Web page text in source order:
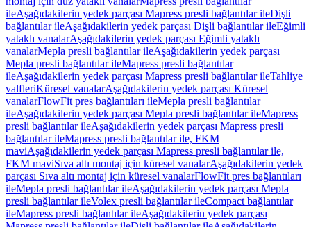
ileAşağıdakilerin yedek parçası Mapress presli bağlantılar ileDişli
bağlantılar ileAşağıdakilerin yedek parçası Dişli bağlantılar ileEğimli
yataklı vanalarAşağıdakilerin yedek parçası Eğimli yataklı
vanalarMepla presli bağlantılar ileAşağıdakilerin yedek parçası
Mepla presli bağlantılar ileMapress presli bağlantılar
ileAşağıdakilerin yedek parçası Mapress presli bağlantılar ileTahliye
valfleriKüresel vanalarAşağıdakilerin yedek parçası Küresel
vanalarFlowFit pres bağlantıları ileMepla presli bağlantılar
ileAşağıdakilerin yedek parçası Mepla presli bağlantılar ileMapress
presli bağlantılar ileAşağıdakilerin yedek parçası Mapress presli
bağlantılar ileMapress presli bağlantılar ile, FKM
maviAşağıdakilerin yedek parçası Mapress presli bağlantılar ile,
FKM maviSıva altı montaj için küresel vanalarAşağıdakilerin yedek
parçası Sıva altı montaj için küresel vanalarFlowFit pres bağlantıları
ileMepla presli bağlantılar ileAşağıdakilerin yedek parçası Mepla
presli bağlantılar ileVolex presli bağlantılar ileCompact bağlantılar
ileMapress presli bağlantılar ileAşağıdakilerin yedek parçası